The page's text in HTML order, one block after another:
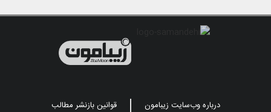
درباره وب‌سایت زیبامون قوانین بازنشر مطالب